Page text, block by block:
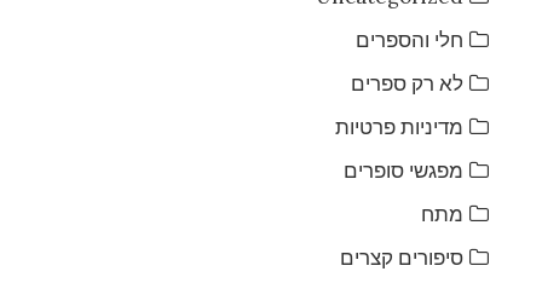
חלי והספרים
לא רק ספרים
מדיניות פרטיות
מפגשי סופרים
מתח
סיפורים קצרים